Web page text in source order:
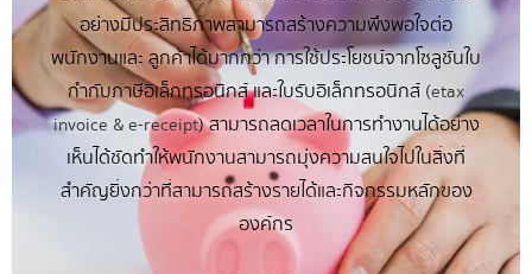
อย่างมีประสิทธิภาพสามารถสร้างความพึงพอใจต่อ
พนักงานและ ลูกค้าได้มากกว่า การใช้ประโยชน์จากโซลูชันใบ
กำกับภาษีอิเล็กทรอนิกส์ และใบรับอิเล็กทรอนิกส์ (etax
invoice & e-receipt) สามารถลดเวลาในการทำงานได้อย่าง
เห็นได้ชัดทำให้พนักงานสามารถมุ่งความสนใจไปในสิ่งที่
สำคัญยิ่งกว่าที่สามารถสร้างรายได้และกิจกรรมหลักของ
องค์กร